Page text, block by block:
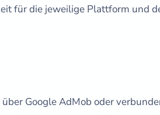
für die jeweilige Plattform und
Google AdMob oder